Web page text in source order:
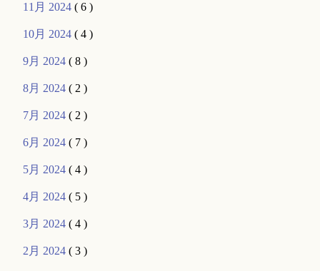
11月 2024( 6 )
10月 2024( 4 )
9月 2024( 8 )
8月 2024( 2 )
7月 2024( 2 )
6月 2024( 7 )
5月 2024( 4 )
4月 2024( 5 )
3月 2024( 4 )
2月 2024( 3 )